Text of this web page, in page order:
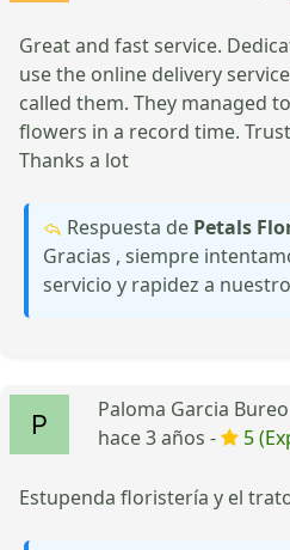
Great and fast service.
use the online delivery
called them. They managed
flowers in a record time.
Thanks a lot
Respuesta de Petals
Gracias , siempre
servicio y rapidez a
Paloma Garcia Bureo
hace 3 años -
5
Estupenda floristería y el